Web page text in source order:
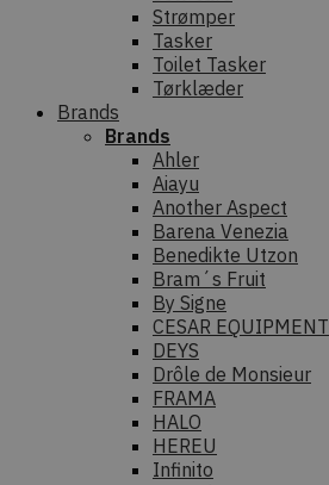
Strømper
Tasker
Toilet Tasker
Tørklæder
Brands
Brands
Ahler
Aiayu
Another Aspect
Barena Venezia
Benedikte Utzon
Bram´s Fruit
By Signe
CESAR EQUIPMENT
DEYS
Drôle de Monsieur
FRAMA
HALO
HEREU
Infinito